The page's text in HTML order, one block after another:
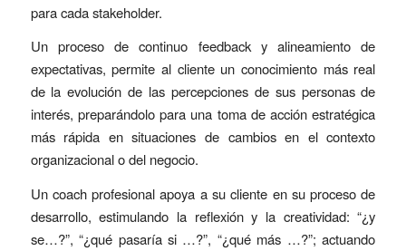
para cada stakeholder.
Un proceso de continuo feedback y alineamiento de
expectativas, permite al cliente un conocimiento más real
de la evolución de las percepciones de sus personas de
interés, preparándolo para una toma de acción estratégica
más rápida en situaciones de cambios en el contexto
organizacional o del negocio.
Un coach profesional apoya a su cliente en su proceso de
desarrollo, estimulando la reflexión y la creatividad: “¿y
se…?”, “¿qué pasaría si …?”, “¿qué más …?”; actuando